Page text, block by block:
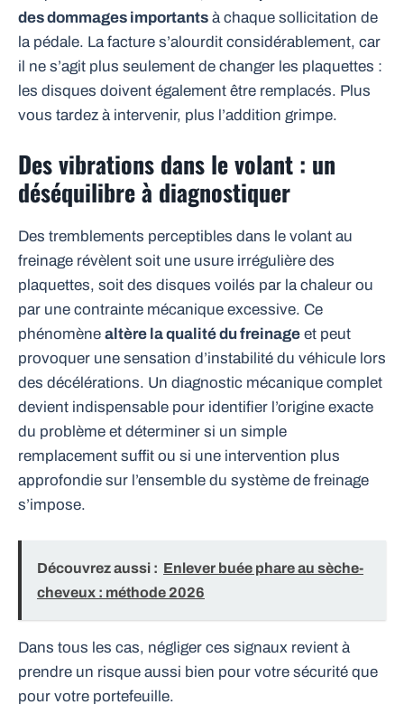
des dommages importants à chaque sollicitation de
la pédale. La facture s’alourdit considérablement, car
il ne s’agit plus seulement de changer les plaquettes :
les disques doivent également être remplacés. Plus
vous tardez à intervenir, plus l’addition grimpe.
Des vibrations dans le volant : un
déséquilibre à diagnostiquer
Des tremblements perceptibles dans le volant au
freinage révèlent soit une usure irrégulière des
plaquettes, soit des disques voilés par la chaleur ou
par une contrainte mécanique excessive. Ce
phénomène altère la qualité du freinage et peut
provoquer une sensation d’instabilité du véhicule lors
des décélérations. Un diagnostic mécanique complet
devient indispensable pour identifier l’origine exacte
du problème et déterminer si un simple
remplacement suffit ou si une intervention plus
approfondie sur l’ensemble du système de freinage
s’impose.
Découvrez aussi : Enlever buée phare au sèche-
cheveux : méthode 2026
Dans tous les cas, négliger ces signaux revient à
prendre un risque aussi bien pour votre sécurité que
pour votre portefeuille.